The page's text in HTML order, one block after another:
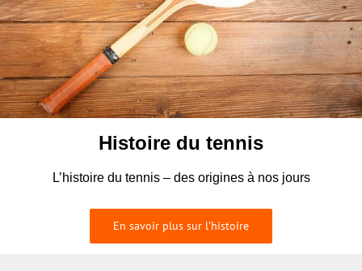
Histoire du tennis
L’histoire du tennis – des origines à nos jours
En savoir plus sur l’histoire